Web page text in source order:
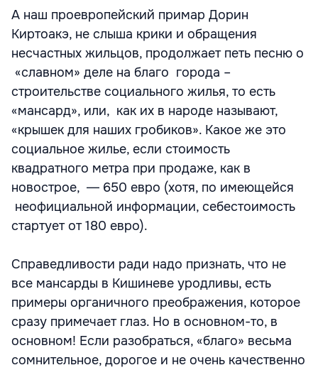
А наш проевропейский примар Дорин
Киртоакэ, не слыша крики и обращения
несчастных жильцов, продолжает петь песню о
«славном» деле на благо города –
строительстве социального жилья, то есть
«мансард», или, как их в народе называют,
«крышек для наших гробиков». Какое же это
социальное жилье, если стоимость
квадратного метра при продаже, как в
новострое, ― 650 евро (хотя, по имеющейся
неофициальной информации, себестоимость
стартует от 180 евро).
Справедливости ради надо признать, что не
все мансарды в Кишиневе уродливы, есть
примеры органичного преображения, которое
сразу примечает глаз. Но в основном-то, в
основном! Если разобраться, «благо» весьма
сомнительное, дорогое и не очень качественно